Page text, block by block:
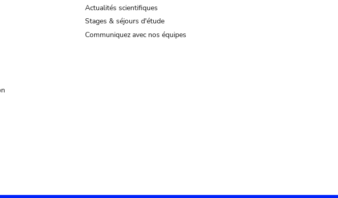
Actualités scientifiques
Stages & séjours d'étude
Communiquez avec nos équipes